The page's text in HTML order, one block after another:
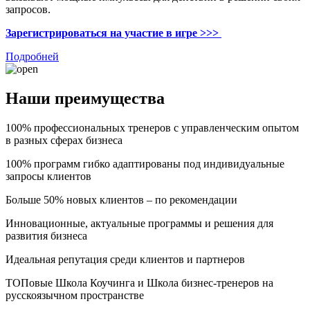
запросов.
Зарегистрироваться на участие в игре >>>
Подробней
Наши преимущества
100% профессиональных тренеров с управленческим опытом
в разных сферах бизнеса
100% программ гибко адаптированы под индивидуальные
запросы клиентов
Больше 50% новых клиентов – по рекомендации
Инновационные, актуальные программы и решения для
развития бизнеса
Идеальная репутация среди клиентов и партнеров
ТОПовые Школа Коучинга и Школа бизнес-тренеров на
русскоязычном пространстве